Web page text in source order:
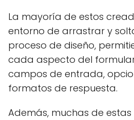
La mayoría de estos
entorno de arrastrar y
proceso de diseño,
cada aspecto del
campos de entrada,
formatos de respuesta.
Además, muchas de